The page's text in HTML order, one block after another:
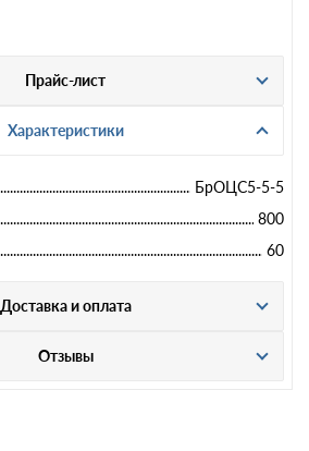
Прайс-лист
Характеристики
БрОЦС5-5-5
800
60
Доставка и оплата
Отзывы